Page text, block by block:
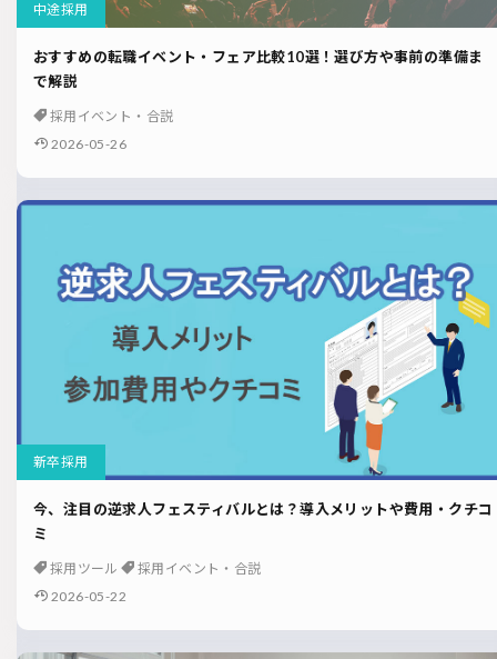
中途採用
おすすめの転職イベント・フェア比較10選！選び方や事前の準備ま
で解説
採用イベント・合説
2026-05-26
新卒採用
今、注目の逆求人フェスティバルとは？導入メリットや費用・クチコ
ミ
採用ツール
採用イベント・合説
2026-05-22